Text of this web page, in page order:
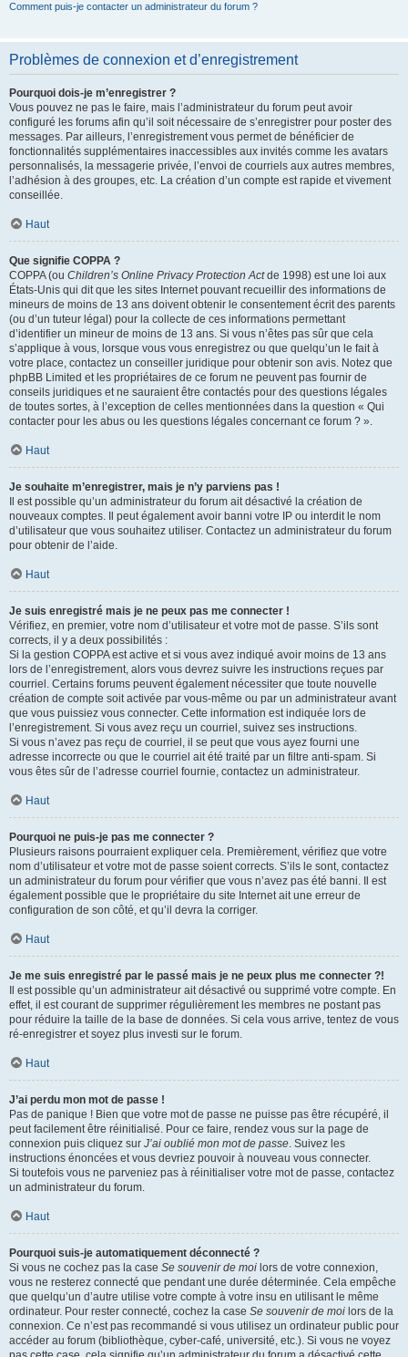
Comment puis-je contacter un administrateur du forum ?
Problèmes de connexion et d’enregistrement
Pourquoi dois-je m’enregistrer ?
Vous pouvez ne pas le faire, mais l’administrateur du forum peut avoir
configuré les forums afin qu’il soit nécessaire de s’enregistrer pour poster des
messages. Par ailleurs, l’enregistrement vous permet de bénéficier de
fonctionnalités supplémentaires inaccessibles aux invités comme les avatars
personnalisés, la messagerie privée, l’envoi de courriels aux autres membres,
l’adhésion à des groupes, etc. La création d’un compte est rapide et vivement
conseillée.
Haut
Que signifie COPPA ?
COPPA (ou Children’s Online Privacy Protection Actde 1998) est une loi aux
États-Unis qui dit que les sites Internet pouvant recueillir des informations de
mineurs de moins de 13 ans doivent obtenir le consentement écrit des parents
(ou d’un tuteur légal) pour la collecte de ces informations permettant
d’identifier un mineur de moins de 13 ans. Si vous n’êtes pas sûr que cela
s’applique à vous, lorsque vous vous enregistrez ou que quelqu’un le fait à
votre place, contactez un conseiller juridique pour obtenir son avis. Notez que
phpBB Limited et les propriétaires de ce forum ne peuvent pas fournir de
conseils juridiques et ne sauraient être contactés pour des questions légales
de toutes sortes, à l’exception de celles mentionnées dans la question « Qui
contacter pour les abus ou les questions légales concernant ce forum ? ».
Haut
Je souhaite m’enregistrer, mais je n’y parviens pas !
Il est possible qu’un administrateur du forum ait désactivé la création de
nouveaux comptes. Il peut également avoir banni votre IP ou interdit le nom
d’utilisateur que vous souhaitez utiliser. Contactez un administrateur du forum
pour obtenir de l’aide.
Haut
Je suis enregistré mais je ne peux pas me connecter !
Vérifiez, en premier, votre nom d’utilisateur et votre mot de passe. S’ils sont
corrects, il y a deux possibilités :
Si la gestion COPPA est active et si vous avez indiqué avoir moins de 13 ans
lors de l’enregistrement, alors vous devrez suivre les instructions reçues par
courriel. Certains forums peuvent également nécessiter que toute nouvelle
création de compte soit activée par vous-même ou par un administrateur avant
que vous puissiez vous connecter. Cette information est indiquée lors de
l’enregistrement. Si vous avez reçu un courriel, suivez ses instructions.
Si vous n’avez pas reçu de courriel, il se peut que vous ayez fourni une
adresse incorrecte ou que le courriel ait été traité par un filtre anti-spam. Si
vous êtes sûr de l’adresse courriel fournie, contactez un administrateur.
Haut
Pourquoi ne puis-je pas me connecter ?
Plusieurs raisons pourraient expliquer cela. Premièrement, vérifiez que votre
nom d’utilisateur et votre mot de passe soient corrects. S’ils le sont, contactez
un administrateur du forum pour vérifier que vous n’avez pas été banni. Il est
également possible que le propriétaire du site Internet ait une erreur de
configuration de son côté, et qu’il devra la corriger.
Haut
Je me suis enregistré par le passé mais je ne peux plus me connecter ?!
Il est possible qu’un administrateur ait désactivé ou supprimé votre compte. En
effet, il est courant de supprimer régulièrement les membres ne postant pas
pour réduire la taille de la base de données. Si cela vous arrive, tentez de vous
ré-enregistrer et soyez plus investi sur le forum.
Haut
J’ai perdu mon mot de passe !
Pas de panique ! Bien que votre mot de passe ne puisse pas être récupéré, il
peut facilement être réinitialisé. Pour ce faire, rendez vous sur la page de
connexion puis cliquez sur J’ai oublié mon mot de passe. Suivez les
instructions énoncées et vous devriez pouvoir à nouveau vous connecter.
Si toutefois vous ne parveniez pas à réinitialiser votre mot de passe, contactez
un administrateur du forum.
Haut
Pourquoi suis-je automatiquement déconnecté ?
Si vous ne cochez pas la case Se souvenir de moi lors de votre connexion,
vous ne resterez connecté que pendant une durée déterminée. Cela empêche
que quelqu’un d’autre utilise votre compte à votre insu en utilisant le même
ordinateur. Pour rester connecté, cochez la case Se souvenir de moi lors de la
connexion. Ce n’est pas recommandé si vous utilisez un ordinateur public pour
accéder au forum (bibliothèque, cyber-café, université, etc.). Si vous ne voyez